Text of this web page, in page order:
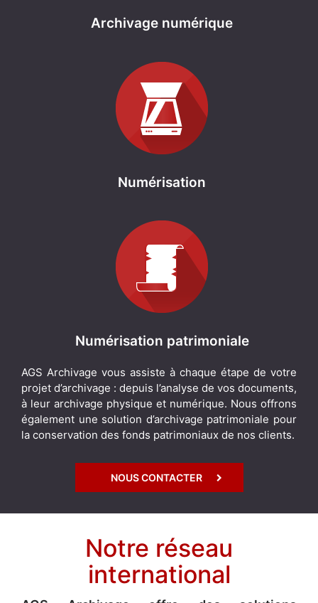
Archivage numérique
Numérisation
Numérisation patrimoniale
AGS Archivage vous assiste à chaque étape de votre
projet d’archivage : depuis l’analyse de vos documents,
à leur archivage physique et numérique. Nous offrons
également une solution d’archivage patrimoniale pour
la conservation des fonds patrimoniaux de nos clients.
NOUS CONTACTER
Notre réseau
international